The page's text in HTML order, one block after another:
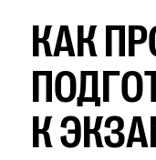
КАК
К